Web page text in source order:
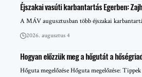
Éjszakai vasúti karbantartás Egerben:
A MÁV augusztusban több éjszakai
2026. augusztus 4
Hogyan előzzük meg a hőgutát a
Hőguta megelőzése Hőguta megelőzése: